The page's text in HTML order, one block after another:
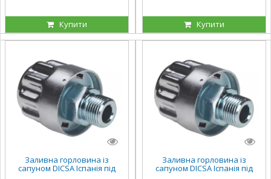
Купити Купити
Заливна горловина із
сапуном DICSA Іспанія під
Заливна горловина із
сапуном DICSA Іспанія під